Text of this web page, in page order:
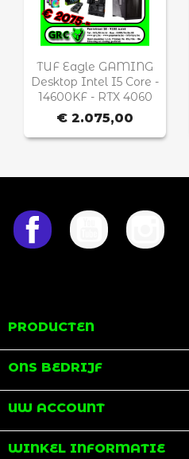
 Snel bekijken
TUF Eagle GAMING
Desktop Intel I5 Core -
14600KF - RTX 4060
€ 2.075,00
Facebook YouTube
PRODUCTEN
ONS BEDRIJF
UW ACCOUNT
WINKEL INFORMATIE